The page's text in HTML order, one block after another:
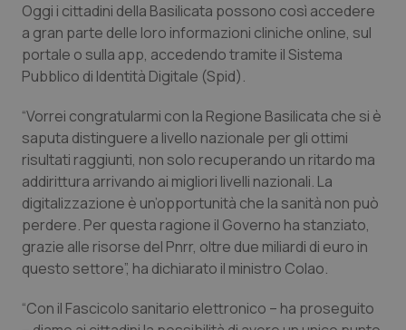
Provincia Autonoma di Trento
Puglia
Sardegna
Sicilia
Toscana
Umbria
Valle D’Aosta
Ipertensione & Scompenso
Malattie rare
Malattia di Crohn & Rettocolite Ulcerosa
Neuroscienze & patologie neurodegenerative
Obesità
Oftalmologia
Oncodermatologia
Oggi i cittadini della Basilicata possono così accedere
a gran parte delle loro informazioni cliniche online, sul
portale o sulla app, accedendo tramite il Sistema
Pubblico di Identità Digitale (Spid).
“Vorrei congratularmi con la Regione Basilicata che si è
saputa distinguere a livello nazionale per gli ottimi
risultati raggiunti, non solo recuperando un ritardo ma
addirittura arrivando ai migliori livelli nazionali. La
digitalizzazione è un’opportunità che la sanità non può
perdere. Per questa ragione il Governo ha stanziato,
grazie alle risorse del Pnrr, oltre due miliardi di euro in
questo settore”, ha dichiarato il ministro Colao.
“Con il Fascicolo sanitario elettronico – ha proseguito